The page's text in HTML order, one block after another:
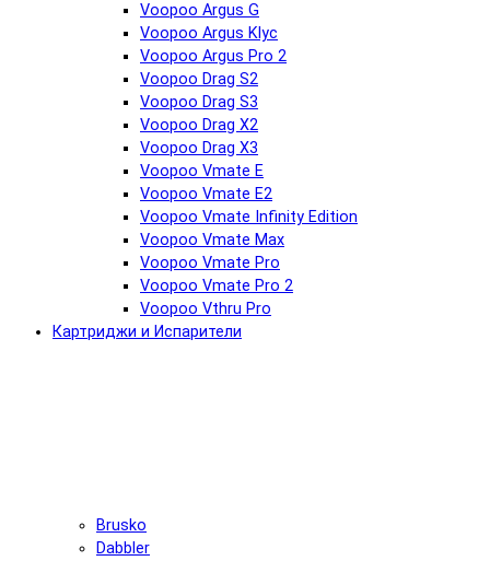
Voopoo Argus G
Voopoo Argus Klyc
Voopoo Argus Pro 2
Voopoo Drag S2
Voopoo Drag S3
Voopoo Drag X2
Voopoo Drag X3
Voopoo Vmate E
Voopoo Vmate E2
Voopoo Vmate Infinity Edition
Voopoo Vmate Max
Voopoo Vmate Pro
Voopoo Vmate Pro 2
Voopoo Vthru Pro
Картриджи и Испарители
Brusko
Dabbler